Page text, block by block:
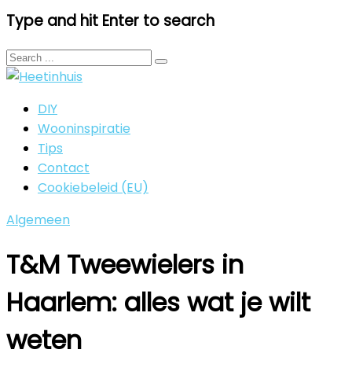
Type and hit Enter to search
DIY
Wooninspiratie
Tips
Contact
Cookiebeleid (EU)
Algemeen
T&M Tweewielers in
Haarlem: alles wat je wilt
weten